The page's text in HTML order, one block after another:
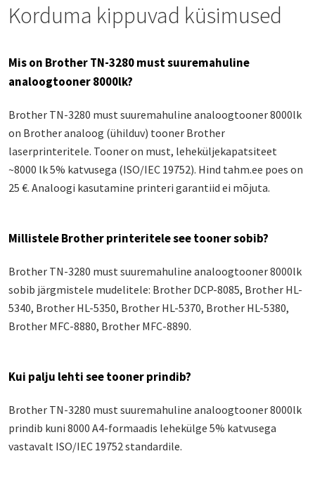
Korduma kippuvad küsimused
Mis on Brother TN-3280 must suuremahuline
analoogtooner 8000lk?
Brother TN-3280 must suuremahuline analoogtooner 8000lk
on Brother analoog (ühilduv) tooner Brother
laserprinteritele. Tooner on must, leheküljekapatsiteet
~8000 lk 5% katvusega (ISO/IEC 19752). Hind tahm.ee poes on
25 €. Analoogi kasutamine printeri garantiid ei mõjuta.
Millistele Brother printeritele see tooner sobib?
Brother TN-3280 must suuremahuline analoogtooner 8000lk
sobib järgmistele mudelitele: Brother DCP-8085, Brother HL-
5340, Brother HL-5350, Brother HL-5370, Brother HL-5380,
Brother MFC-8880, Brother MFC-8890.
Kui palju lehti see tooner prindib?
Brother TN-3280 must suuremahuline analoogtooner 8000lk
prindib kuni 8000 A4-formaadis lehekülge 5% katvusega
vastavalt ISO/IEC 19752 standardile.